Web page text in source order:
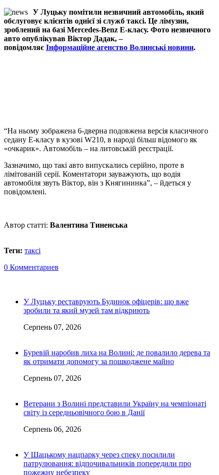
У Луцьку помітили незвичний автомобіль, який
обслуговує клієнтів однієї зі служб таксі. Це лімузин,
зроблений на базі Mercedes-Benz E-класу. Фото незвичного
авто опублікував Віктор Дадак, –
повідомляє Інформаційне агенство Волинські новини.
“На ньому зображена 6-дверна подовжена версія класичного
седану Е-класу в кузові W210, в народі більш відомого як
«очкарик». Автомобіль – на литовській реєстрації.
Зазначимо, що такі авто випускались серійно, проте в
лімітованій серії. Коментатори зауважують, що водія
автомобіля звуть Віктор, він з Княгининка”, – йдеться у
повідомлені.
Автор статті: Валентина Тиненська
Теги: таксі
0 Комментариев
У Луцьку реставрують Будинок офіцерів: що вже
зробили та який музей там відкриють
Серпень 07, 2026
Буревій наробив лиха на Волині: де повалило дерева та
як отримати допомогу за пошкоджене майно
Серпень 07, 2026
Ветерани з Волині представили Україну на чемпіонаті
світу із середньовічного бою в Данії
Серпень 06, 2026
У Шацькому нацпарку через спеку посилили
патрулювання: відпочивальників попередили про
пожежну небезпеку